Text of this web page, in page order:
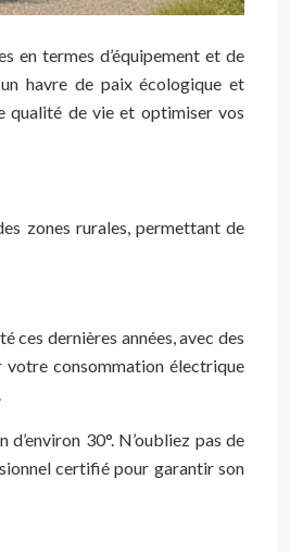
en termes d’équipement et de
havre de paix écologique et
qualité de vie et optimiser vos
zones rurales, permettant de
ces dernières années, avec des
votre consommation électrique
30°. N’oubliez pas de
certifié pour garantir son